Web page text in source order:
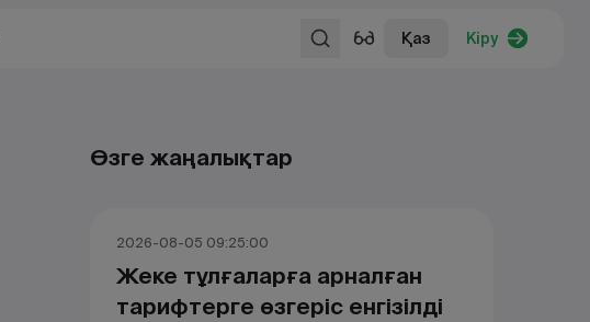
Қаз Кіру
Өзге жаңалықтар
2026-08-05 09:25:00
Жеке тұлғаларға арналған
тарифтерге өзгеріс енгізілді